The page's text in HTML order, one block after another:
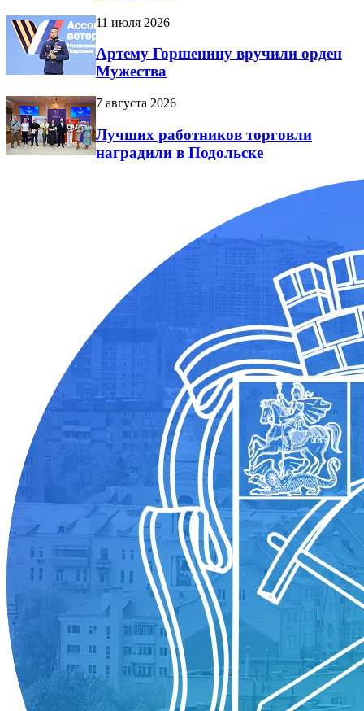
11 июля 2026
Артему Горшенину вручили орден
Мужества
7 августа 2026
Лучших работников торговли
наградили в Подольске